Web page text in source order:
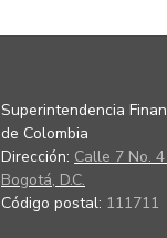
Superintendencia
de Colombia
Dirección: Calle 7 No.
Bogotá, D.C.
Código postal: 111711